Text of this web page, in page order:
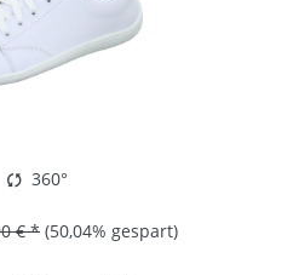
360°
€ * (50,04% gespart)